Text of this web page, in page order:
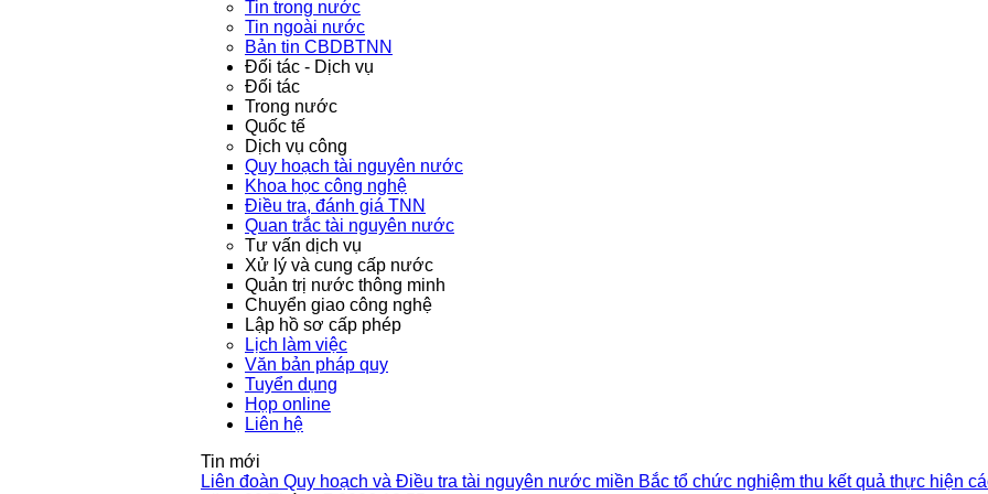
Tin trong nước
Tin ngoài nước
Bản tin CBDBTNN
Đối tác - Dịch vụ
Đối tác
Trong nước
Quốc tế
Dịch vụ công
Quy hoạch tài nguyên nước
Khoa học công nghệ
Điều tra, đánh giá TNN
Quan trắc tài nguyên nước
Tư vấn dịch vụ
Xử lý và cung cấp nước
Quản trị nước thông minh
Chuyển giao công nghệ
Lập hồ sơ cấp phép
Lịch làm việc
Văn bản pháp quy
Tuyển dụng
Họp online
Liên hệ
Tin mới
Liên đoàn Quy hoạch và Điều tra tài nguyên nước miền Bắc tổ chức nghiệm thu kết quả thực hiện